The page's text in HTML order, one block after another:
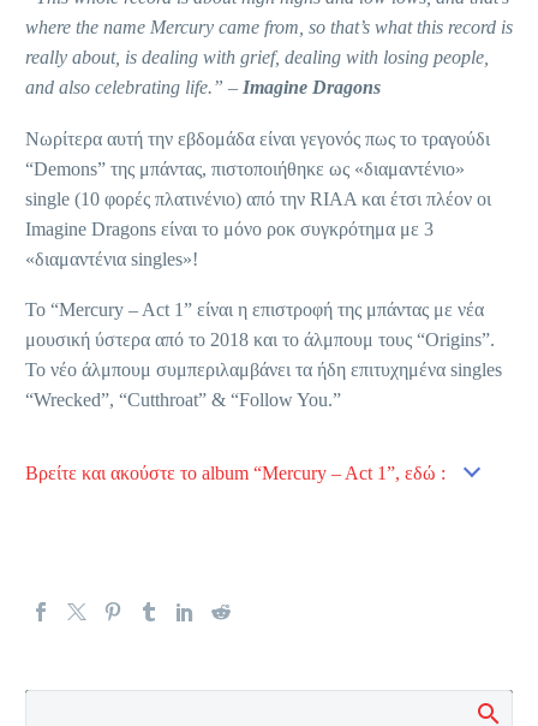
where the name Mercury came from, so that’s what this record is
really about, is dealing with grief, dealing with losing people,
and also celebrating life.” – Imagine Dragons
Νωρίτερα αυτή την εβδομάδα είναι γεγονός πως το τραγούδι
“Demons” της μπάντας, πιστοποιήθηκε ως «διαμαντένιο»
single (10 φορές πλατινένιο) από την RIAA και έτσι πλέον οι
Imagine Dragons είναι το μόνο ροκ συγκρότημα με 3
«διαμαντένια singles»!
Το “Mercury – Act 1” είναι η επιστροφή της μπάντας με νέα
μουσική ύστερα από το 2018 και το άλμπουμ τους “Origins”.
Το νέο άλμπουμ συμπεριλαμβάνει τα ήδη επιτυχημένα singles
“Wrecked”, “Cutthroat” & “Follow You.”
Βρείτε και ακούστε το album “Mercury – Act 1”, εδώ :